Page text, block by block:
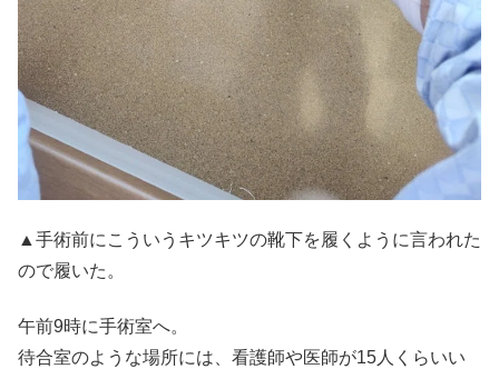
▲手術前にこういうキツキツの靴下を履くように言われた
ので履いた。
午前9時に手術室へ。
待合室のような場所には、看護師や医師が15人くらいい